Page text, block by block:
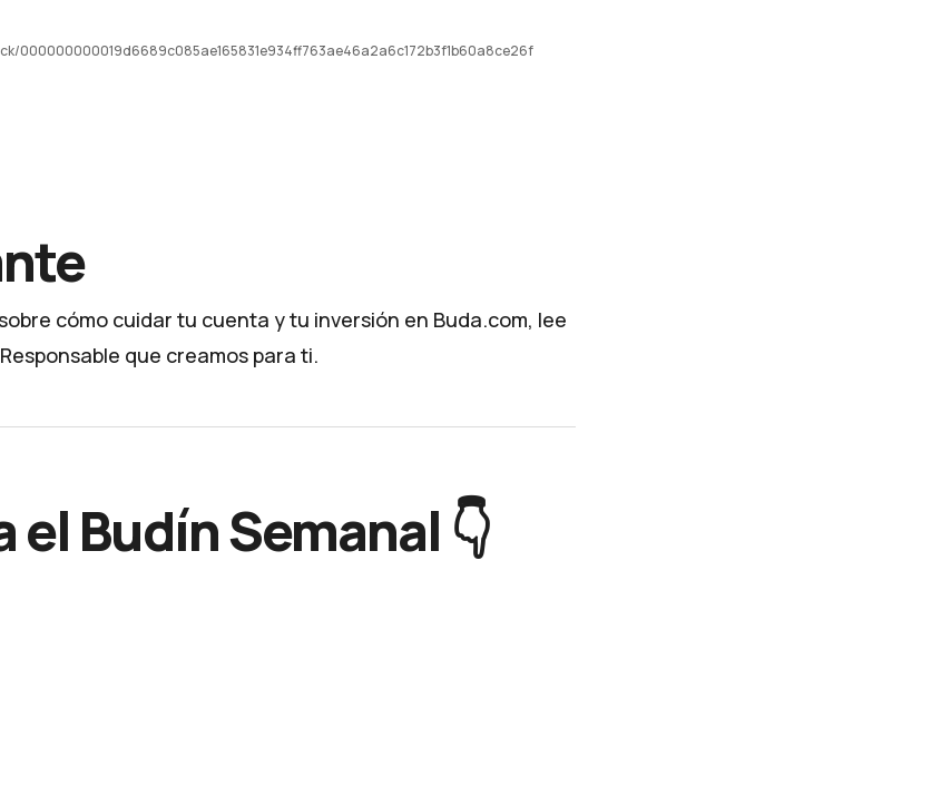
000000000019d6689c085ae165831e934ff763ae46a2a6c172b3f1b60a8ce26f
cómo cuidar tu cuenta y tu inversión en Buda.com, lee
que creamos para ti.
el Budín Semanal 👇